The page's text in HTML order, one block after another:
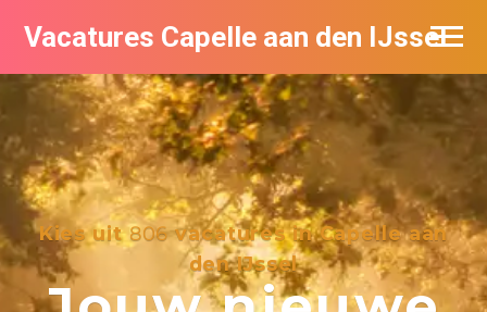
Vacatures Capelle aan den IJssel
Kies uit806vacatures in Capelle aan
den IJssel